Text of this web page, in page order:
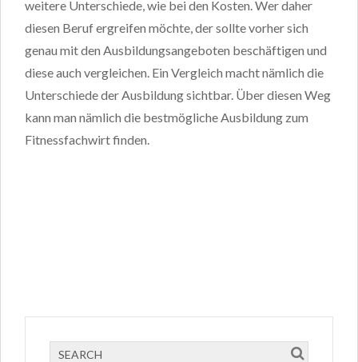
weitere Unterschiede, wie bei den Kosten. Wer daher
diesen Beruf ergreifen möchte, der sollte vorher sich
genau mit den Ausbildungsangeboten beschäftigen und
diese auch vergleichen. Ein Vergleich macht nämlich die
Unterschiede der Ausbildung sichtbar. Über diesen Weg
kann man nämlich die bestmögliche Ausbildung zum
Fitnessfachwirt finden.